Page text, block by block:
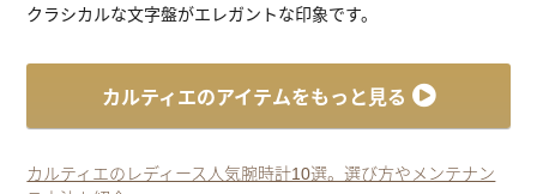
クラシカルな文字盤がエレガントな印象です。
カルティエのアイテムをもっと見る
カルティエのレディース人気腕時計10選。選び方やメンテナン